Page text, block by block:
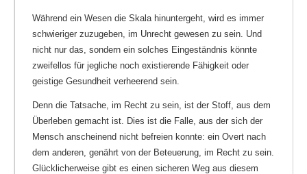
Während ein Wesen die Skala hinuntergeht, wird es immer
schwieriger zuzugeben, im Unrecht gewesen zu sein. Und
nicht nur das, sondern ein solches Eingeständnis könnte
zweifellos für jegliche noch existierende Fähigkeit oder
geistige Gesundheit verheerend sein.
Denn die Tatsache, im Recht zu sein, ist der Stoff, aus dem
Überleben gemacht ist. Dies ist die Falle, aus der sich der
Mensch anscheinend nicht befreien konnte: ein Overt nach
dem anderen, genährt von der Beteuerung, im Recht zu sein.
Glücklicherweise gibt es einen sicheren Weg aus diesem